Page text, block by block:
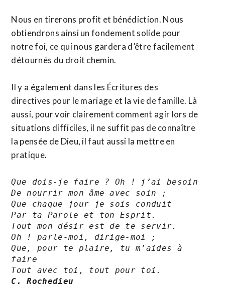
Nous en tirerons profit et bénédiction. Nous
obtiendrons ainsi un fondement solide pour
notre foi, ce qui nous gardera d’être facilement
détournés du droit chemin.
Il y a également dans les Écritures des
directives pour le mariage et la vie de famille. Là
aussi, pour voir clairement comment agir lors de
situations difficiles, il ne suffit pas de connaître
la pensée de Dieu, il faut aussi la mettre en
pratique.
Que dois-je faire ? Oh ! j’ai besoin
De nourrir mon âme avec soin ;
Que chaque jour je sois conduit
Par ta Parole et ton Esprit.
Tout mon désir est de te servir.
Oh ! parle-moi, dirige-moi ;
Que, pour te plaire, tu m’aides à
faire
Tout avec toi, tout pour toi.
C. Rochedieu